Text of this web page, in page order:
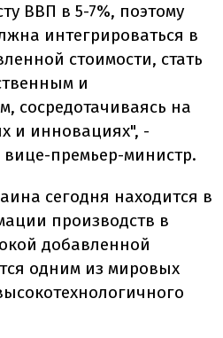
ВВП в 5-7%, поэтому
интегрироваться в
стоимости, стать
и
сосредотачиваясь на
и инновациях", -
премьер-министр.
сегодня находится в
производств в
добавленной
одним из мировых